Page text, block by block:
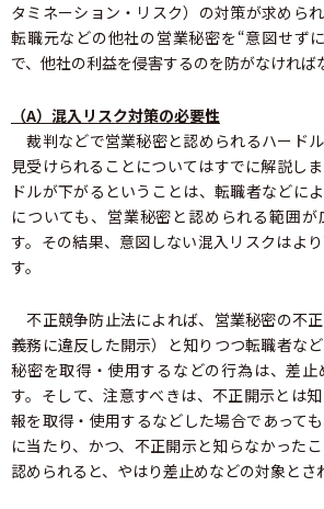
タミネーション・リスク）の対策が求めら
転職元などの他社の営業秘密を“意図せず
で、他社の利益を侵害するのを防がなければ
（A）混入リスク対策の必要性
裁判などで営業秘密と認められるハード
見受けられることについてはすでに解説し
ドルが下がるということは、転職者などに
についても、営業秘密と認められる範囲
す。その結果、意図しない混入リスクはよ
す。
不正競争防止法によれば、営業秘密の不
義務に違反した開示）と知りつつ転職者な
秘密を取得・使用するなどの行為は、差止
す。そして、注意すべきは、不正開示とは
報を取得・使用するなどした場合であって
に当たり、かつ、不正開示と知らなかった
認められると、やはり差止めなどの対象とさ